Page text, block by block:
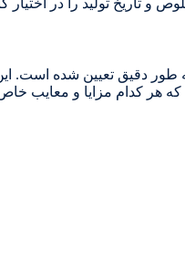
طور دقیق تعیین شده است.
که هر کدام مزایا و معایب